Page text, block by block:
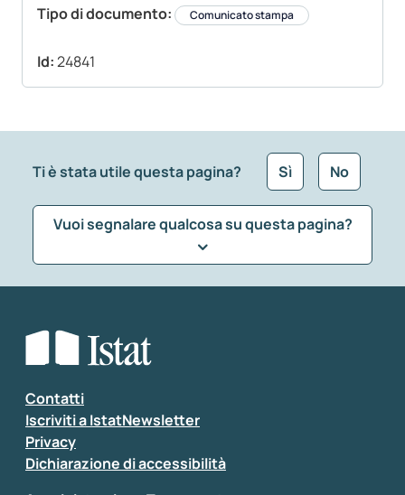
Tipo di documento: Comunicato stampa
Id:24841
Ti è stata utile questa pagina? Sì No
Vuoi segnalare qualcosa su questa pagina?
Seleziona la tipologia della segnalazione
Inserisci il tuo commento
Contatti
Iscriviti a IstatNewsletter
Privacy
Dichiarazione di accessibilità